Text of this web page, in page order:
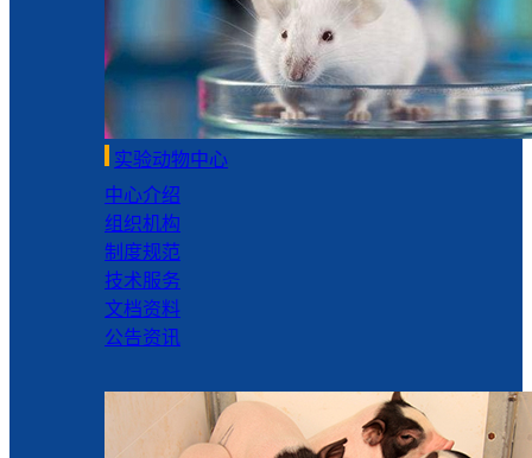
实验动物中心
中心介绍
组织机构
制度规范
技术服务
文档资料
公告资讯